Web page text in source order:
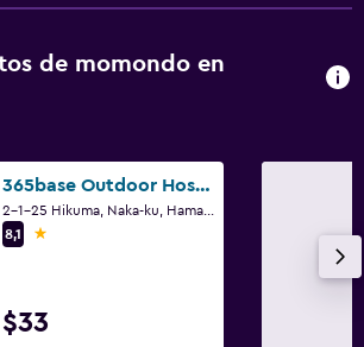
de momondo en
365base Outdoor Hostel
8,1
1 estrella
$33